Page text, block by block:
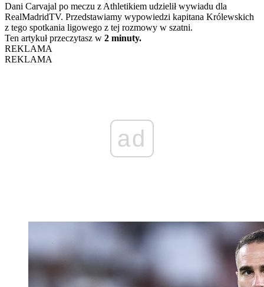
Dani Carvajal po meczu z Athletikiem udzielił wywiadu dla
RealMadridTV. Przedstawiamy wypowiedzi kapitana Królewskich
z tego spotkania ligowego z tej rozmowy w szatni.
Ten artykuł przeczytasz w 2 minuty.
REKLAMA
REKLAMA
ad